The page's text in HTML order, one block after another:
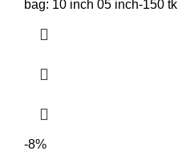
bag: 10 inch 05 inch-150 tk
-8%